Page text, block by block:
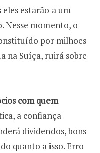
eles estarão a um
Nesse momento, o
por milhões
na Suíça, ruirá sobre
com quem
a confiança
dividendos, bons
quanto a isso. Erro